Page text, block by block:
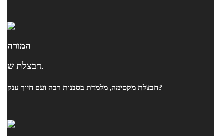
המורה
חבצלת ש.
חבצלת מקסימה, מלמדת בסבנות רבה ועם חיוך ענק?